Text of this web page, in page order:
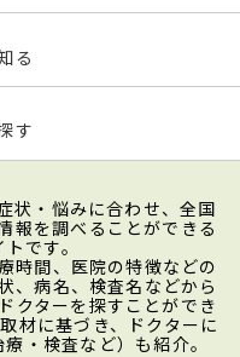
る
す
状・悩みに合わせ、全国
報を調べることができる
です。
時間、医院の特徴などの
、病名、検査名などから
クターを探すことができ
材に基づき、ドクターに
・検査など）も紹介。